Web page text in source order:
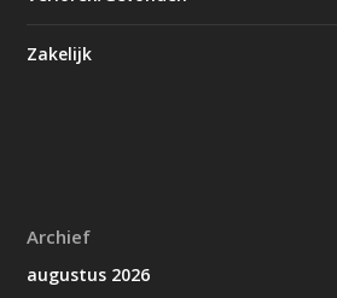
Zakelijk
Archief
augustus 2026